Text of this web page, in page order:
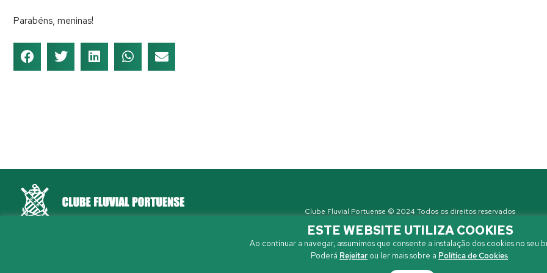
Parabéns, meninas!
Clube Fluvial Portuense © 2024 Todos os direitos reservados
ESTE WEBSITE UTILIZA COOKIES
Ao continuar a navegar, assumimos que consente a instalação dos cookies no seu
Poderá Rejeitar ou ler mais sobre a Política de Cookies.